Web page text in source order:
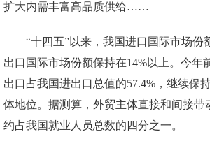
扩大内需丰富高品质供给……
“十四五”以来，我国进口国际市场份
出口国际市场份额保持在14%以上。今年
出口占我国进出口总值的57.4%，继续保
体地位。据测算，外贸主体直接和间接带
约占我国就业人员总数的四分之一。